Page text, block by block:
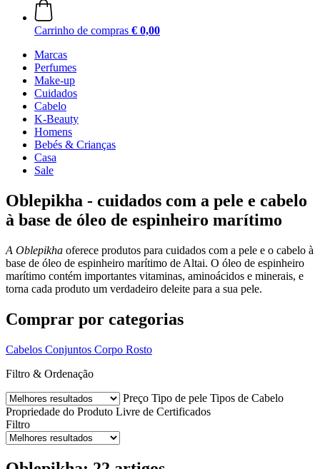
Carrinho de compras € 0,00
Marcas
Perfumes
Make-up
Cuidados
Cabelo
K-Beauty
Homens
Bebés & Crianças
Casa
Sale
Oblepikha - cuidados com a pele e cabelo
à base de óleo de espinheiro marítimo
A Oblepikha oferece produtos para cuidados com a pele e o cabelo à
base de óleo de espinheiro marítimo de Altai. O óleo de espinheiro
marítimo contém importantes vitaminas, aminoácidos e minerais, e
torna cada produto um verdadeiro deleite para a sua pele.
Comprar por categorias
Cabelos Conjuntos Corpo Rosto
Filtro & Ordenação
Preço Tipo de pele Tipos de Cabelo
Propriedade do Produto Livre de Certificados
Filtro